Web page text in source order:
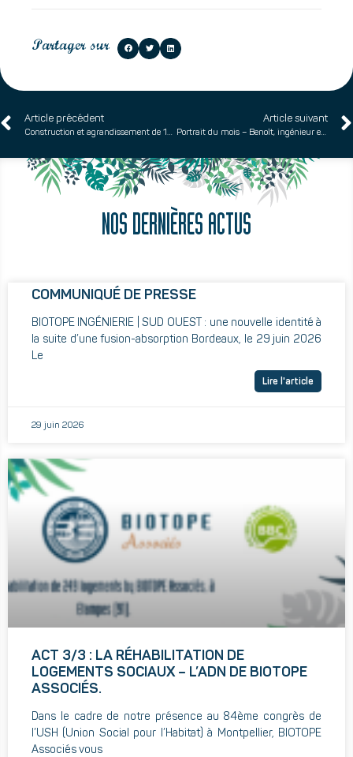
Partager sur
Article précédent Article suivant
Portrait du mois – Benoît, ingénieur environnement thermique CVC
NOS DERNIÈRES ACTUS
COMMUNIQUÉ DE PRESSE
BIOTOPE INGÉNIERIE | SUD OUEST : une nouvelle identité à
la suite d’une fusion-absorption Bordeaux, le 29 juin 2026
Le
Lire l'article
29 juin 2026
ACT 3/3 : LA RÉHABILITATION DE
LOGEMENTS SOCIAUX – L’ADN DE BIOTOPE
ASSOCIÉS.
Dans le cadre de notre présence au 84ème congrès de
l’USH (Union Social pour l’Habitat) à Montpellier, BIOTOPE
Associés vous